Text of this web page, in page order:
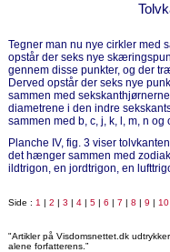
Tegner man nu nye cirkler med
opstår der seks nye
gennem disse punkter, og der
Derved opstår der seks nye
sammen med
diametrene i den indre
sammen med b, c, j, k, l, m, n
Planche IV, fig. 3 viser
det hænger sammen med
ildtrigon, en jordtrigon, en
Side : 1 | 2 | 3 | 4 | 5 | 6 | 7 | 8 | 9 | 10
"Artikler på Visdomsnettet.dk
alene forfatterens.”